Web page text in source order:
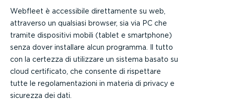
Webfleet è accessibile direttamente su web,
attraverso un qualsiasi browser, sia via PC che
tramite dispositivi mobili (tablet e smartphone)
senza dover installare alcun programma. Il tutto
con la certezza di utilizzare un sistema basato su
cloud certificato, che consente di rispettare
tutte le regolamentazioni in materia di privacy e
sicurezza dei dati.